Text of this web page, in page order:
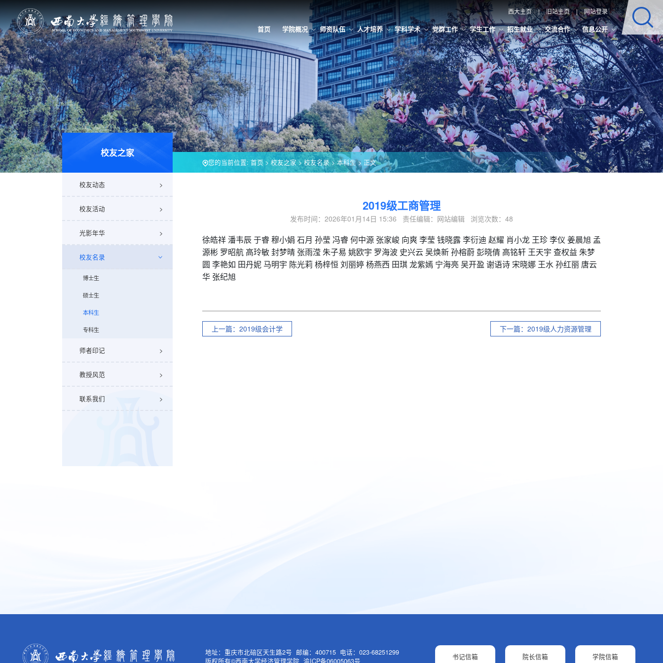
西大主页 | 旧站主页 | 网站登录
首页 学院概况 师资队伍 人才培养 学科学术 党群工作 学生工作 招生就业 交流合作 信息公开
校友之家
您的当前位置: 首页>校友之家>校友名录>本科生> 正文
校友动态
校友活动
光影年华
校友名录
博士生
硕士生
本科生
专科生
师者印记
教授风范
联系我们
2019级工商管理
发布时间：2026年01月14日 15:36 责任编辑：网站编辑 浏览次数： 48
徐皓祥 潘韦辰 于睿 穆小娟 石月 孙莹 冯睿 何中源 张家峻 向爽 李莹 钱晓露 李衍迪 赵耀 肖小龙 王珍 李仪 姜晨旭 孟
源彬 罗昭航 高玲敏 封梦晴 张雨滢 朱子易 姚欧宇 罗海波 史兴云 吴焕新 孙榕蔚 彭晓倩 高铭轩 王天宇 查权益 朱梦
圆 李艳如 田丹妮 马明宇 陈光莉 杨梓恒 刘丽婷 杨燕西 田琪 龙紫嫣 宁海亮 吴开盈 谢语诗 宋晓娜 王水 孙红丽 唐云
华 张纪旭
上一篇：2019级会计学 下一篇：2019级人力资源管理
地址：重庆市北碚区天生路2号 邮编：400715 电话：023-68251299
版权所有©西南大学经济管理学院 渝ICP备06005063号
书记信箱 院长信箱 学院信箱